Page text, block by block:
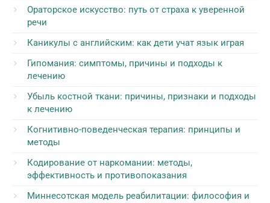
Ораторское искусство: путь от страха к уверенной
речи
Каникулы с английским: как дети учат язык играя
Гипомания: симптомы, причины и подходы к
лечению
Убыль костной ткани: причины, признаки и подходы
к лечению
Когнитивно-поведенческая терапия: принципы и
методы
Кодирование от наркомании: методы,
эффективность и противопоказания
Миннесотская модель реабилитации: философия и